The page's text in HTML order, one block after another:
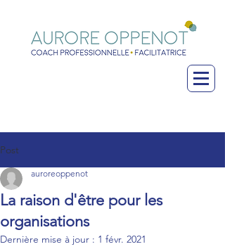
Post
La raison d'être pour les
organisations
auroreoppenot
Dernière mise à jour : 1 févr. 2021